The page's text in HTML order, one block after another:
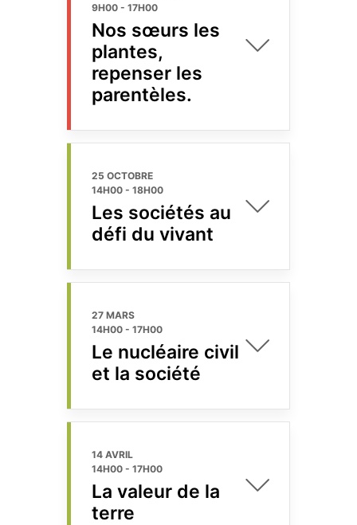
9H00 - 17H00
Nos sœurs les
plantes,
repenser les
parentèles.
25 OCTOBRE
14H00 - 18H00
Les sociétés au
défi du vivant
27 MARS
14H00 - 17H00
Le nucléaire civil
et la société
14 AVRIL
14H00 - 17H00
La valeur de la
terre